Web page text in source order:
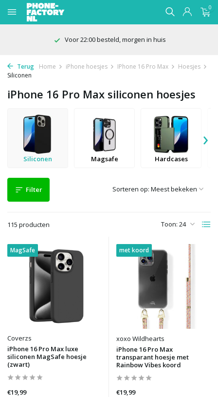
0
100 dagen bedenktijd
Terug Home iPhone hoesjes IPhone 16 Pro Max
Hoesjes
Siliconen
iPhone 16 Pro Max siliconen hoesjes
Siliconen Magsafe Hardcases
›
Filter
115 producten Toon:
Sorteren op:
MagSafe
Coverzs
iPhone 16 Pro Max luxe
siliconen MagSafe hoesje
(zwart)
€19,99
met koord
xoxo Wildhearts
iPhone 16 Pro Max
transparant hoesje met
Rainbow Vibes koord
€19,99